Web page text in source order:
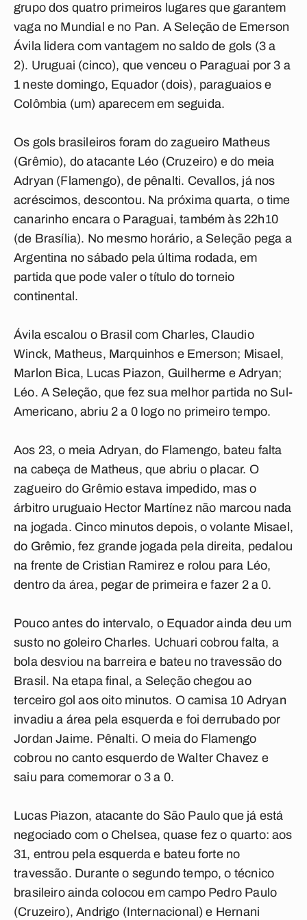
grupo dos quatro primeiros lugares que garantem
vaga no Mundial e no Pan. A Seleção de Emerson
Ávila lidera com vantagem no saldo de gols (3 a
2). Uruguai (cinco), que venceu o Paraguai por 3 a
1 neste domingo, Equador (dois), paraguaios e
Colômbia (um) aparecem em seguida.
Os gols brasileiros foram do zagueiro Matheus
(Grêmio), do atacante Léo (Cruzeiro) e do meia
Adryan (Flamengo), de pênalti. Cevallos, já nos
acréscimos, descontou. Na próxima quarta, o time
canarinho encara o Paraguai, também às 22h10
(de Brasília). No mesmo horário, a Seleção pega a
Argentina no sábado pela última rodada, em
partida que pode valer o título do torneio
continental.
Ávila escalou o Brasil com Charles, Claudio
Winck, Matheus, Marquinhos e Emerson; Misael,
Marlon Bica, Lucas Piazon, Guilherme e Adryan;
Léo. A Seleção, que fez sua melhor partida no Sul-
Americano, abriu 2 a 0 logo no primeiro tempo.
Aos 23, o meia Adryan, do Flamengo, bateu falta
na cabeça de Matheus, que abriu o placar. O
zagueiro do Grêmio estava impedido, mas o
árbitro uruguaio Hector Martínez não marcou nada
na jogada. Cinco minutos depois, o volante Misael,
do Grêmio, fez grande jogada pela direita, pedalou
na frente de Cristian Ramirez e rolou para Léo,
dentro da área, pegar de primeira e fazer 2 a 0.
Pouco antes do intervalo, o Equador ainda deu um
susto no goleiro Charles. Uchuari cobrou falta, a
bola desviou na barreira e bateu no travessão do
Brasil. Na etapa final, a Seleção chegou ao
terceiro gol aos oito minutos. O camisa 10 Adryan
invadiu a área pela esquerda e foi derrubado por
Jordan Jaime. Pênalti. O meia do Flamengo
cobrou no canto esquerdo de Walter Chavez e
saiu para comemorar o 3 a 0.
Lucas Piazon, atacante do São Paulo que já está
negociado com o Chelsea, quase fez o quarto: aos
31, entrou pela esquerda e bateu forte no
travessão. Durante o segundo tempo, o técnico
brasileiro ainda colocou em campo Pedro Paulo
(Cruzeiro), Andrigo (Internacional) e Hernani